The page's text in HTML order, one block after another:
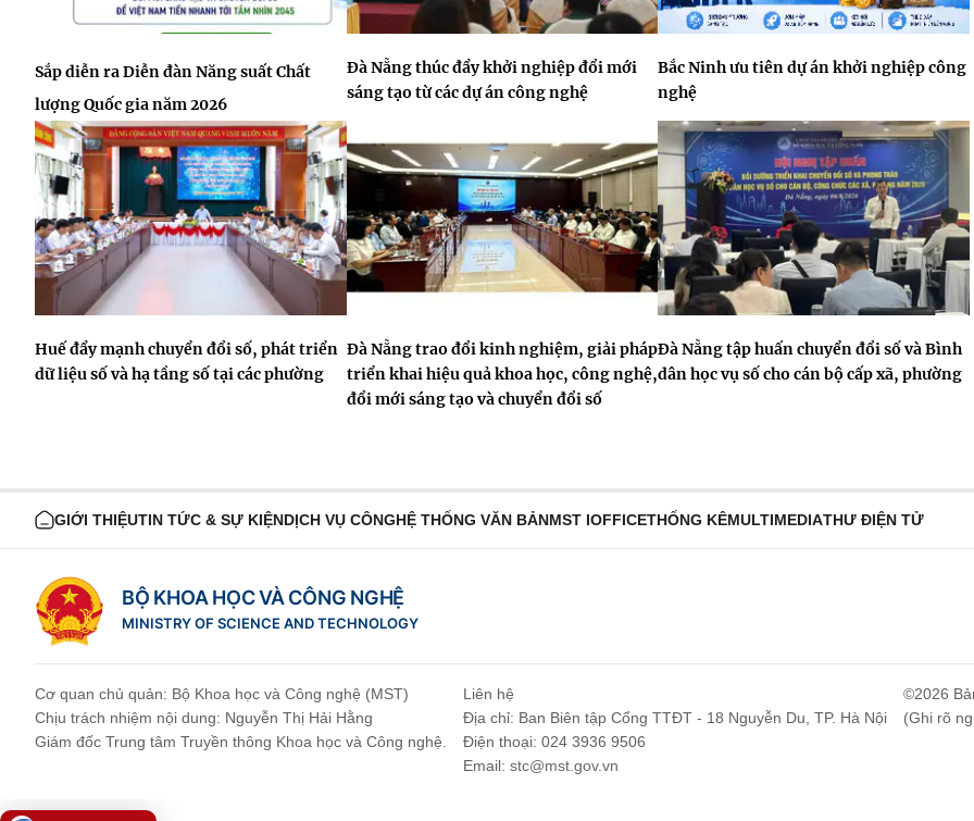
Sắp diễn ra Diễn đàn Năng suất Chất
lượng Quốc gia năm 2026
Đà Nẵng thúc đẩy khởi nghiệp đổi mới
sáng tạo từ các dự án công nghệ
Bắc Ninh ưu tiên dự án khởi nghiệp công
nghệ
Huế đẩy mạnh chuyển đổi số, phát triển
dữ liệu số và hạ tầng số tại các phường
Đà Nẵng trao đổi kinh nghiệm, giải pháp
triển khai hiệu quả khoa học, công nghệ,
đổi mới sáng tạo và chuyển đổi số
Đà Nẵng tập huấn chuyển đổi số và Bình
dân học vụ số cho cán bộ cấp xã, phường
GIỚI THIỆUTIN TỨC & SỰ KIỆNDỊCH VỤ CÔNGHỆ THỐNG VĂN BẢNMST IOFFICETHỐNG KÊMULTIMEDIATHƯ ĐIỆN TỬ
BỘ KHOA HỌC VÀ CÔNG NGHỆ
MINISTRY OF SCIENCE AND TECHNOLOGY
Cơ quan chủ quản: Bộ Khoa học và Công nghệ (MST)
Chịu trách nhiệm nội dung: Nguyễn Thị Hải Hằng
Giám đốc Trung tâm Truyền thông Khoa học và Công nghệ.
Liên hệ
Địa chỉ: Ban Biên tập Cổng TTĐT - 18 Nguyễn Du, TP. Hà Nội
Điện thoại: 024 3936 9506
Email: stc@mst.gov.vn
©2026
(Ghi rõ